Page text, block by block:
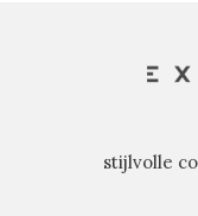
stijlvolle